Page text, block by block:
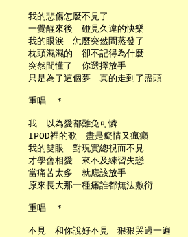
     我的悲傷怎麼不見了
     一覺醒來後　碰見久違的快樂
     我的眼淚　怎麼突然間蒸發了
     枕頭濕濕的　卻不記得為什麼
     突然間懂了　你選擇放手
     只是為了這個夢　真的走到了盡頭
     重唱　＊
     我　以為愛都難免可憐
     IPOD裡的歌　盡是癡情又瘋癲
     我的雙眼　對現實總視而不見
     才學會相愛　來不及練習失戀
     當痛苦太多　就應該放手
     原來長大那一種痛誰都無法敷衍
     重唱　＊
     不見　和你說好不見　狠狠哭過一遍